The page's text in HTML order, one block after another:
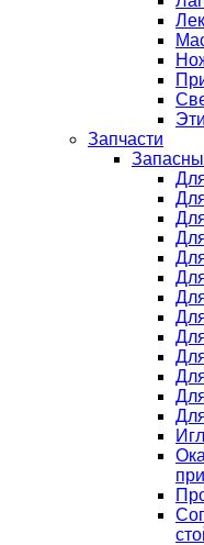
Запчасти